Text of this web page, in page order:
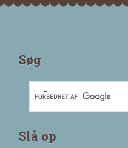
Søg
Slå op